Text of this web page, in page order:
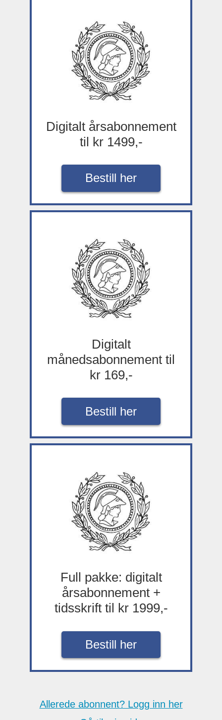
Digitalt årsabonnement
til kr 1499,-
Bestill her
Digitalt
månedsabonnement til
kr 169,-
Bestill her
Full pakke: digitalt
årsabonnement +
tidsskrift til kr 1999,-
Bestill her
Allerede abonnent? Logg inn her